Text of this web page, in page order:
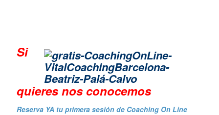
Si
quieres nos conocemos
Reserva YA tu primera sesión de Coaching On Line